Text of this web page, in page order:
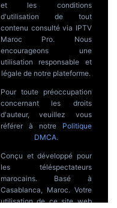
et les conditions
d'utilisation de tout
contenu consulté via IPTV
Maroc Pro. Nous
encourageons une
utilisation responsable et
légale de notre plateforme.
Pour toute préoccupation
concernant les droits
d'auteur, veuillez vous
référer à notre Politique
DMCA.
Conçu et développé pour
les téléspectateurs
marocains. Basé à
Casablanca, Maroc. Votre
utilisation de ce site web